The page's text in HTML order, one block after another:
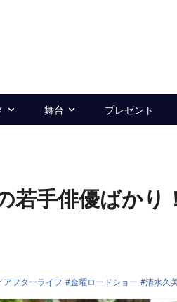
舞台 プレゼント
若手俳優ばか
アフターライフ 金曜ロードショー 清水久